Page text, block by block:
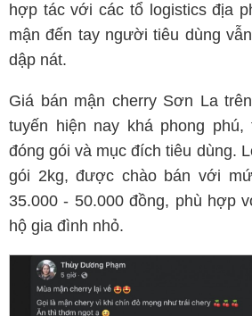
hợp tác với các tổ logistics địa
mận đến tay người tiêu dùng
dập nát.
Giá bán mận cherry Sơn La
tuyến hiện nay khá phong
đóng gói và mục đích tiêu dùng.
gói 2kg, được chào bán với
35.000 - 50.000 đồng, phù hợp
hộ gia đình nhỏ.